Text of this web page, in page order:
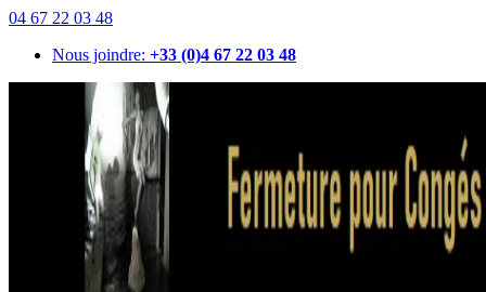
04 67 22 03 48
Nous joindre: +33 (0)4 67 22 03 48